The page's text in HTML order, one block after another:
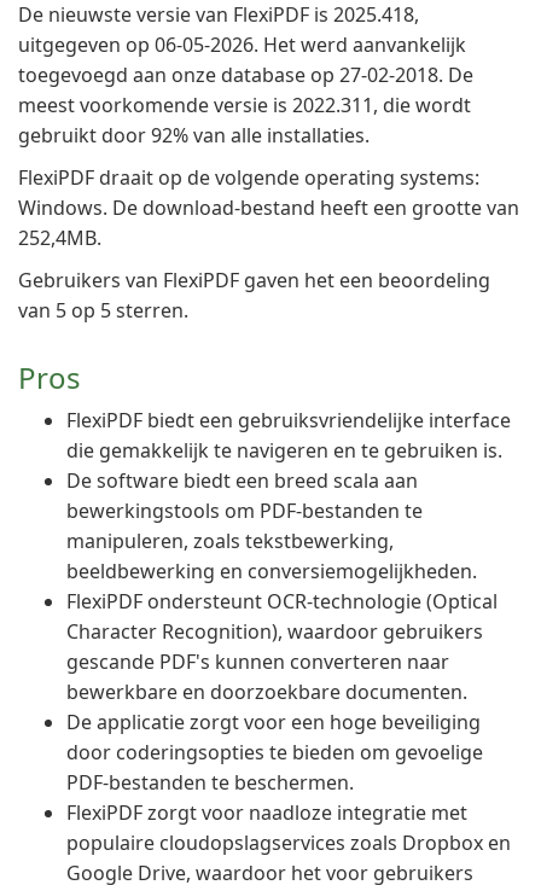
De nieuwste versie van FlexiPDF is 2025.418,
uitgegeven op 06-05-2026. Het werd aanvankelijk
toegevoegd aan onze database op 27-02-2018. De
meest voorkomende versie is 2022.311, die wordt
gebruikt door 92% van alle installaties.
FlexiPDF draait op de volgende operating systems:
Windows. De download-bestand heeft een grootte van
252,4MB.
Gebruikers van FlexiPDF gaven het een beoordeling
van 5 op 5 sterren.
Pros
FlexiPDF biedt een gebruiksvriendelijke interface
die gemakkelijk te navigeren en te gebruiken is.
De software biedt een breed scala aan
bewerkingstools om PDF-bestanden te
manipuleren, zoals tekstbewerking,
beeldbewerking en conversiemogelijkheden.
FlexiPDF ondersteunt OCR-technologie (Optical
Character Recognition), waardoor gebruikers
gescande PDF's kunnen converteren naar
bewerkbare en doorzoekbare documenten.
De applicatie zorgt voor een hoge beveiliging
door coderingsopties te bieden om gevoelige
PDF-bestanden te beschermen.
FlexiPDF zorgt voor naadloze integratie met
populaire cloudopslagservices zoals Dropbox en
Google Drive, waardoor het voor gebruikers